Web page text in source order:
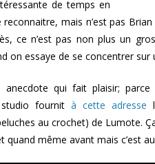
de temps en
mais n’est pas
ce n’est pas non plus un
on essaye de se concentrer
anecdote qui fait plaisir;
fournit à cette adresse
au crochet) de Lumote.
quand même avant mais c’est